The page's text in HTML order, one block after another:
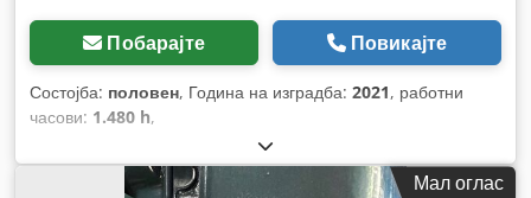
Побарајте Повикајте
Состојба: половен, Година на изградба: 2021, работни
часови: 1.480 h,
Мал оглас